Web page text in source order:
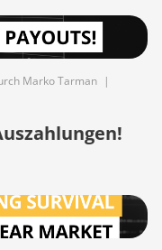
Marko Tarman |